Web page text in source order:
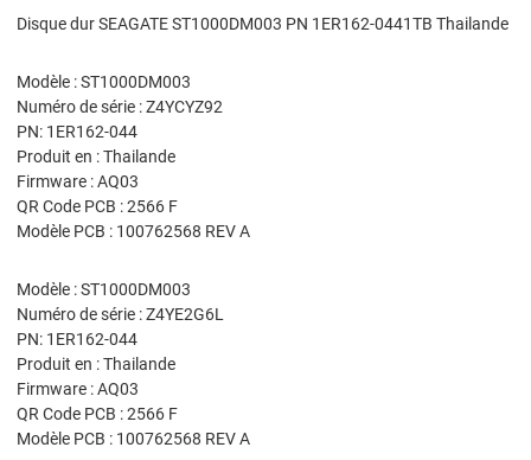
Disque dur SEAGATE ST1000DM003 PN 1ER162-0441TB Thailande
Modèle : ST1000DM003
Numéro de série : Z4YCYZ92
PN: 1ER162-044
Produit en : Thailande
Firmware : AQ03
QR Code PCB : 2566 F
Modèle PCB : 100762568 REV A
Modèle : ST1000DM003
Numéro de série : Z4YE2G6L
PN: 1ER162-044
Produit en : Thailande
Firmware : AQ03
QR Code PCB : 2566 F
Modèle PCB : 100762568 REV A